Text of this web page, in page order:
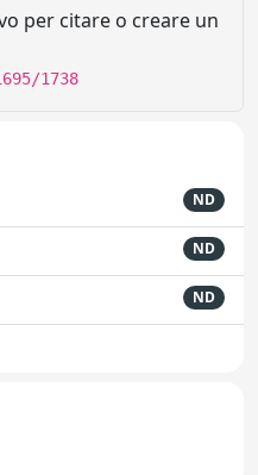
per citare o creare un
1738
ND
ND
ND